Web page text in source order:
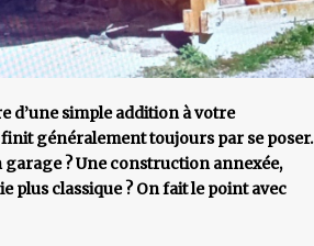
d’une simple addition à votre
généralement toujours par se poser.
? Une construction annexée,
plus classique ? On fait le point avec